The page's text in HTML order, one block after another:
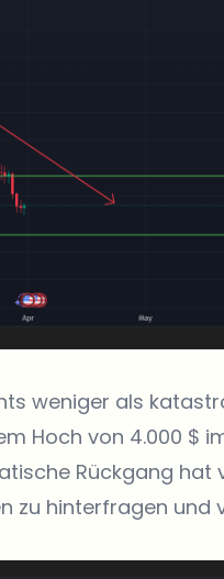
weniger als
Hoch von 4.000 $
Rückgang hat
zu hinterfragen und